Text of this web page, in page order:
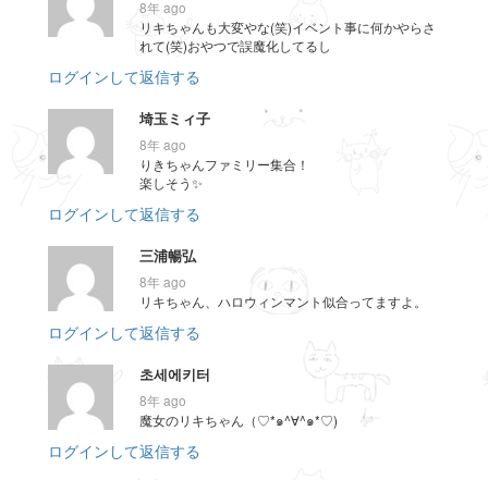
8年 ago
リキちゃんも大変やな(笑)イベント事に何かやらさ
れて(笑)おやつで誤魔化してるし
ログインして返信する
埼玉ミィ子
8年 ago
りきちゃんファミリー集合！
楽しそう✨
ログインして返信する
三浦暢弘
8年 ago
リキちゃん、ハロウィンマント似合ってますよ。
ログインして返信する
초세에키터
8年 ago
魔女のリキちゃん（♡*๑^∀^๑*♡)
ログインして返信する